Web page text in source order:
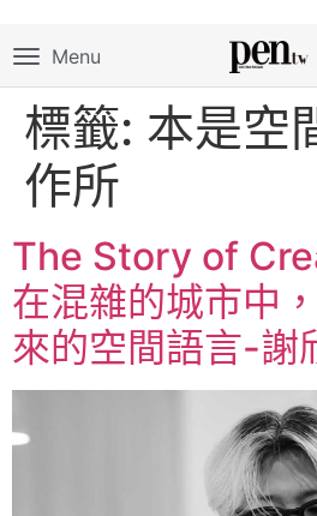
Menu
標籤: 本是空
作所
The Story of
在混雜的城市中
來的空間語言-謝